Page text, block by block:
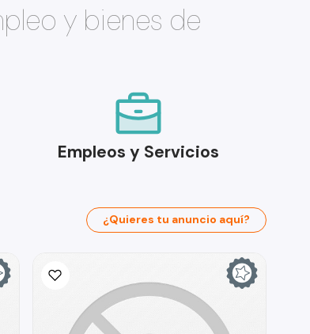
y bienes de
Empleos y Servicios
¿Quieres tu anuncio aquí?